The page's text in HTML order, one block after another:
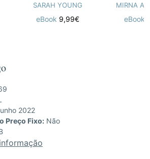
SARAH YOUNG
eBook 9,99€
MIRNA A.
eBook
2022
Preço Fixo: Não